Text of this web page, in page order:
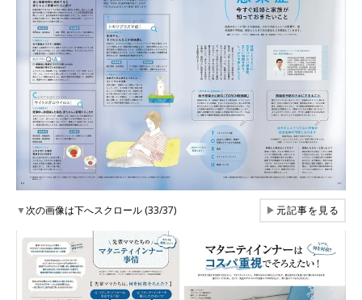
▼次の画像は下へスクロール (33/37) ▶元記事を見る